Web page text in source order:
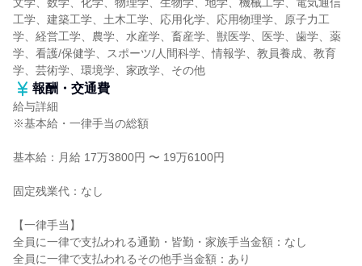
工学、建築工学、土木工学、応用化学、応用物理学、原子力工
学、経営工学、農学、水産学、畜産学、獣医学、医学、歯学、薬
学、看護/保健学、スポーツ/人間科学、情報学、教員養成、教育
学、芸術学、環境学、家政学、その他
報酬・交通費
給与詳細
※基本給・一律手当の総額
基本給：月給 17万3800円 〜 19万6100円
固定残業代：なし
【一律手当】
全員に一律で支払われる通勤・皆勤・家族手当金額：なし
全員に一律で支払われるその他手当金額：あり